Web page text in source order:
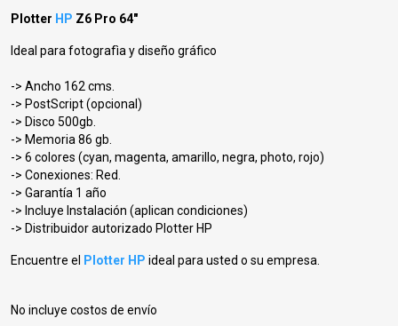
Plotter HP Z6 Pro 64"
Ideal para fotografìa y diseño gráfico
-> Ancho 162 cms.
-> PostScript (opcional)
-> Disco 500gb.
-> Memoria 86 gb.
-> 6 colores (cyan, magenta, amarillo, negra, photo, rojo)
-> Conexiones: Red.
-> Garantía 1 año
-> Incluye Instalación (aplican condiciones)
-> Distribuidor autorizado Plotter HP
Encuentre el Plotter HP ideal para usted o su empresa.
No incluye costos de envío